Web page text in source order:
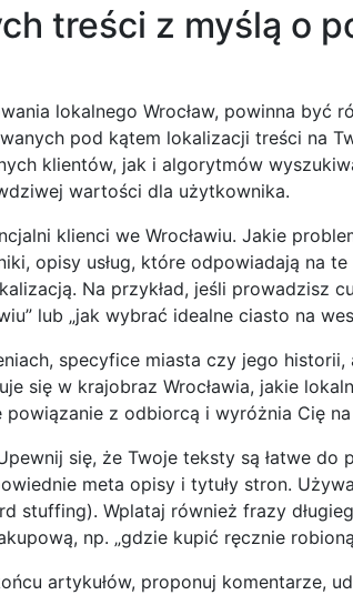
treści z myślą o
lokalnego Wrocław, powinna być
pod kątem lokalizacji treści na
klientów, jak i algorytmów
wartości dla użytkownika.
klienci we Wrocławiu. Jakie
opisy usług, które odpowiadają na
Na przykład, jeśli prowadzisz
lub „jak wybrać idealne ciasto na
specyfice miasta czy jego
się w krajobraz Wrocławia, jakie
powiązanie z odbiorcą i wyróżnia Cię
się, że Twoje teksty są łatwe do
meta opisy i tytuły stron.
stuffing). Wplataj również frazy
np. „gdzie kupić ręcznie
artykułów, proponuj komentarze,